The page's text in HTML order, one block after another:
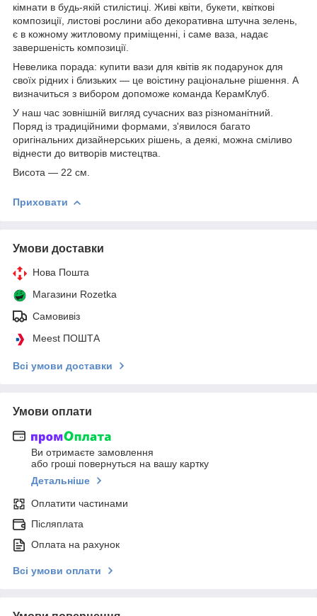
кімнати в будь-якій стилістиці. Живі квіти, букети, квіткові
композиції, листові рослини або декоративна штучна зелень,
є в кожному житловому приміщенні, і саме ваза, надає
завершеність композиції.
Невелика порада: купити вази для квітів як подарунок для
своїх рідних і близьких — це воістину раціональне рішення. А
визначиться з вибором допоможе команда КерамКлуб.
У наш час зовнішній вигляд сучасних ваз різноманітний.
Поряд із традиційними формами, з'явилося багато
оригінальних дизайнерських рішень, а деякі, можна сміливо
віднести до витворів мистецтва.
Висота — 22 см.
Приховати
Умови доставки
Нова Пошта
Магазини Rozetka
Самовивіз
Meest ПОШТА
Всі умови доставки
Умови оплати
Ви отримаєте замовлення
або гроші повернуться на вашу картку
Детальніше
Оплатити частинами
Післяплата
Оплата на рахунок
Всі умови оплати